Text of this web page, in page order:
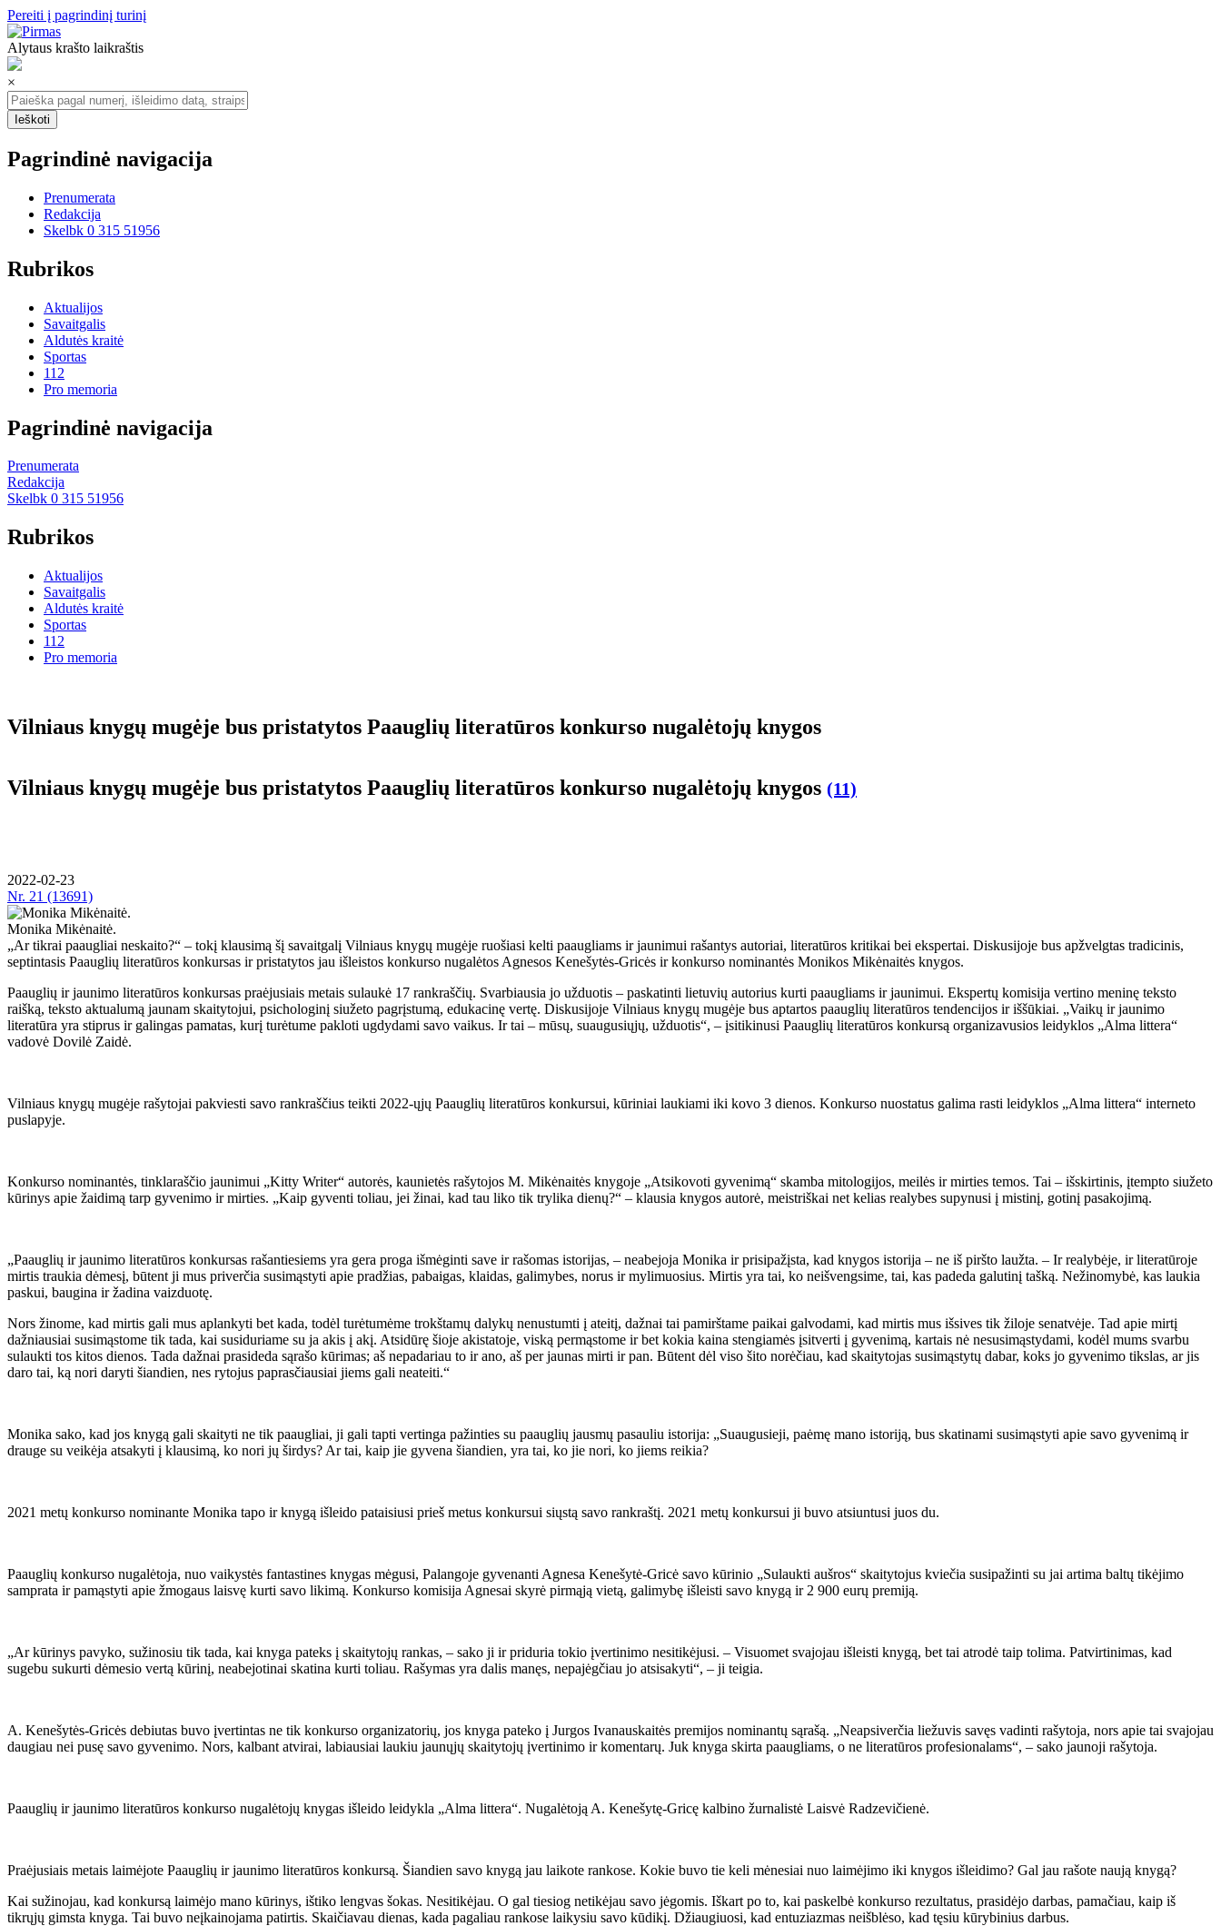
Pereiti į pagrindinį turinį
Alytaus krašto laikraštis
×
Pagrindinė navigacija
Prenumerata
Redakcija
Skelbk 0 315 51956
Rubrikos
Aktualijos
Savaitgalis
Aldutės kraitė
Sportas
112
Pro memoria
Pagrindinė navigacija
Prenumerata
Redakcija
Skelbk 0 315 51956
Rubrikos
Aktualijos
Savaitgalis
Aldutės kraitė
Sportas
112
Pro memoria
Vilniaus knygų mugėje bus pristatytos Paauglių literatūros konkurso nugalėtojų knygos
Vilniaus knygų mugėje bus pristatytos Paauglių literatūros konkurso nugalėtojų knygos (11)
2022-02-23
Nr. 21 (13691)
Monika Mikėnaitė.
„Ar tikrai paaugliai neskaito?“ – tokį klausimą šį savaitgalį Vilniaus knygų mugėje ruošiasi kelti paaugliams ir jaunimui rašantys autoriai, literatūros kritikai bei ekspertai. Diskusijoje bus apžvelgtas tradicinis,
septintasis Paauglių literatūros konkursas ir pristatytos jau išleistos konkurso nugalėtos Agnesos Kenešytės-Gricės ir konkurso nominantės Monikos Mikėnaitės knygos.
Paauglių ir jaunimo literatūros konkursas praėjusiais metais sulaukė 17 rankraščių. Svarbiausia jo užduotis – paskatinti lietuvių autorius kurti paaugliams ir jaunimui. Ekspertų komisija vertino meninę teksto
raišką, teksto aktualumą jaunam skaitytojui, psichologinį siužeto pagrįstumą, edukacinę vertę. Diskusijoje Vilniaus knygų mugėje bus aptartos paauglių literatūros tendencijos ir iššūkiai. „Vaikų ir jaunimo
literatūra yra stiprus ir galingas pamatas, kurį turėtume pakloti ugdydami savo vaikus. Ir tai – mūsų, suaugusiųjų, užduotis“, – įsitikinusi Paauglių literatūros konkursą organizavusios leidyklos „Alma littera“
vadovė Dovilė Zaidė.
Vilniaus knygų mugėje rašytojai pakviesti savo rankraščius teikti 2022-ųjų Paauglių literatūros konkursui, kūriniai laukiami iki kovo 3 dienos. Konkurso nuostatus galima rasti leidyklos „Alma littera“ interneto
puslapyje.
Konkurso nominantės, tinklaraščio jaunimui „Kitty Writer“ autorės, kaunietės rašytojos M. Mikėnaitės knygoje „Atsikovoti gyvenimą“ skamba mitologijos, meilės ir mirties temos. Tai – išskirtinis, įtempto siužeto
kūrinys apie žaidimą tarp gyvenimo ir mirties. „Kaip gyventi toliau, jei žinai, kad tau liko tik trylika dienų?“ – klausia knygos autorė, meistriškai net kelias realybes supynusi į mistinį, gotinį pasakojimą.
„Paauglių ir jaunimo literatūros konkursas rašantiesiems yra gera proga išmėginti save ir rašomas istorijas, – neabejoja Monika ir prisipažįsta, kad knygos istorija – ne iš piršto laužta. – Ir realybėje, ir literatūroje
mirtis traukia dėmesį, būtent ji mus priverčia susimąstyti apie pradžias, pabaigas, klaidas, galimybes, norus ir mylimuosius. Mirtis yra tai, ko neišvengsime, tai, kas padeda galutinį tašką. Nežinomybė, kas laukia
paskui, baugina ir žadina vaizduotę.
Nors žinome, kad mirtis gali mus aplankyti bet kada, todėl turėtumėme trokštamų dalykų nenustumti į ateitį, dažnai tai pamirštame paikai galvodami, kad mirtis mus išsives tik žiloje senatvėje. Tad apie mirtį
dažniausiai susimąstome tik tada, kai susiduriame su ja akis į akį. Atsidūrę šioje akistatoje, viską permąstome ir bet kokia kaina stengiamės įsitverti į gyvenimą, kartais nė nesusimąstydami, kodėl mums svarbu
sulaukti tos kitos dienos. Tada dažnai prasideda sąrašo kūrimas; aš nepadariau to ir ano, aš per jaunas mirti ir pan. Būtent dėl viso šito norėčiau, kad skaitytojas susimąstytų dabar, koks jo gyvenimo tikslas, ar jis
daro tai, ką nori daryti šiandien, nes rytojus paprasčiausiai jiems gali neateiti.“
Monika sako, kad jos knygą gali skaityti ne tik paaugliai, ji gali tapti vertinga pažinties su paauglių jausmų pasauliu istorija: „Suaugusieji, paėmę mano istoriją, bus skatinami susimąstyti apie savo gyvenimą ir
drauge su veikėja atsakyti į klausimą, ko nori jų širdys? Ar tai, kaip jie gyvena šiandien, yra tai, ko jie nori, ko jiems reikia?
2021 metų konkurso nominante Monika tapo ir knygą išleido pataisiusi prieš metus konkursui siųstą savo rankraštį. 2021 metų konkursui ji buvo atsiuntusi juos du.
Paauglių konkurso nugalėtoja, nuo vaikystės fantastines knygas mėgusi, Palangoje gyvenanti Agnesa Kenešytė-Gricė savo kūrinio „Sulaukti aušros“ skaitytojus kviečia susipažinti su jai artima baltų tikėjimo
samprata ir pamąstyti apie žmogaus laisvę kurti savo likimą. Konkurso komisija Agnesai skyrė pirmąją vietą, galimybę išleisti savo knygą ir 2 900 eurų premiją.
„Ar kūrinys pavyko, sužinosiu tik tada, kai knyga pateks į skaitytojų rankas, – sako ji ir priduria tokio įvertinimo nesitikėjusi. – Visuomet svajojau išleisti knygą, bet tai atrodė taip tolima. Patvirtinimas, kad
sugebu sukurti dėmesio vertą kūrinį, neabejotinai skatina kurti toliau. Rašymas yra dalis manęs, nepajėgčiau jo atsisakyti“, – ji teigia.
A. Kenešytės-Gricės debiutas buvo įvertintas ne tik konkurso organizatorių, jos knyga pateko į Jurgos Ivanauskaitės premijos nominantų sąrašą. „Neapsiverčia liežuvis savęs vadinti rašytoja, nors apie tai svajojau
daugiau nei pusę savo gyvenimo. Nors, kalbant atvirai, labiausiai laukiu jaunųjų skaitytojų įvertinimo ir komentarų. Juk knyga skirta paaugliams, o ne literatūros profesionalams“, – sako jaunoji rašytoja.
Paauglių ir jaunimo literatūros konkurso nugalėtojų knygas išleido leidykla „Alma littera“. Nugalėtoją A. Kenešytę-Gricę kalbino žurnalistė Laisvė Radzevičienė.
Praėjusiais metais laimėjote Paauglių ir jaunimo literatūros konkursą. Šiandien savo knygą jau laikote rankose. Kokie buvo tie keli mėnesiai nuo laimėjimo iki knygos išleidimo? Gal jau rašote naują knygą?
Kai sužinojau, kad konkursą laimėjo mano kūrinys, ištiko lengvas šokas. Nesitikėjau. O gal tiesiog netikėjau savo jėgomis. Iškart po to, kai paskelbė konkurso rezultatus, prasidėjo darbas, pamačiau, kaip iš
tikrųjų gimsta knyga. Tai buvo neįkainojama patirtis. Skaičiavau dienas, kada pagaliau rankose laikysiu savo kūdikį. Džiaugiuosi, kad entuziazmas neišblėso, kad tęsiu kūrybinius darbus.